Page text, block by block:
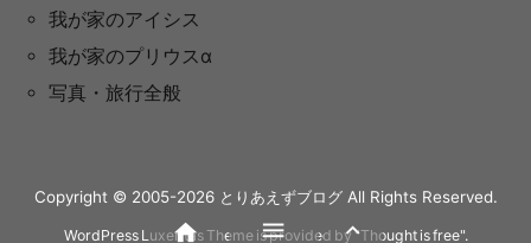
我が家のアイシス
我が家のプリウスα
写真・旅行全般
Copyright © 2005-2026 とりあえずブログAll Rights Reserved.
WordPress Luxeritas Theme is provided by "Thought is free".
  